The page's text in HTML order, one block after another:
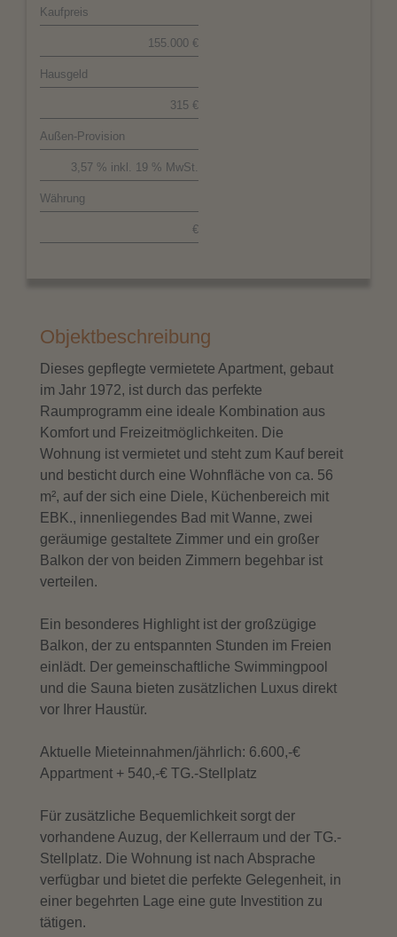
Kaufpreis
155.000 €
Hausgeld
315 €
Außen-Provision
3,57 % inkl. 19 % MwSt.
Währung
€
Objektbeschreibung
Dieses gepflegte vermietete Apartment, gebaut
im Jahr 1972, ist durch das perfekte
Raumprogramm eine ideale Kombination aus
Komfort und Freizeitmöglichkeiten. Die
Wohnung ist vermietet und steht zum Kauf bereit
und besticht durch eine Wohnfläche von ca. 56
m², auf der sich eine Diele, Küchenbereich mit
EBK., innenliegendes Bad mit Wanne, zwei
geräumige gestaltete Zimmer und ein großer
Balkon der von beiden Zimmern begehbar ist
verteilen.
Ein besonderes Highlight ist der großzügige
Balkon, der zu entspannten Stunden im Freien
einlädt. Der gemeinschaftliche Swimmingpool
und die Sauna bieten zusätzlichen Luxus direkt
vor Ihrer Haustür.
Aktuelle Mieteinnahmen/jährlich: 6.600,-€
Appartment + 540,-€ TG.-Stellplatz
Für zusätzliche Bequemlichkeit sorgt der
vorhandene Auzug, der Kellerraum und der TG.-
Stellplatz. Die Wohnung ist nach Absprache
verfügbar und bietet die perfekte Gelegenheit, in
einer begehrten Lage eine gute Investition zu
tätigen.